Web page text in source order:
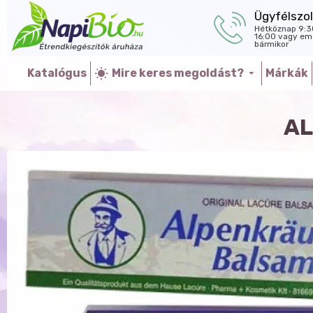
Hétköznap
16:00 vagy
bármikor
Katalógus Mire keres megoldást? Márkák